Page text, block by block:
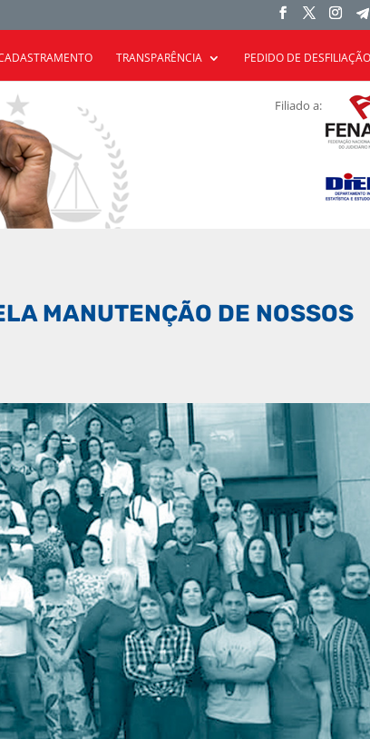
TRANSPARÊNCIA PEDIDO DE DESFILIAÇÃO
Filiado a:
MANUTENÇÃO DE NOSSOS